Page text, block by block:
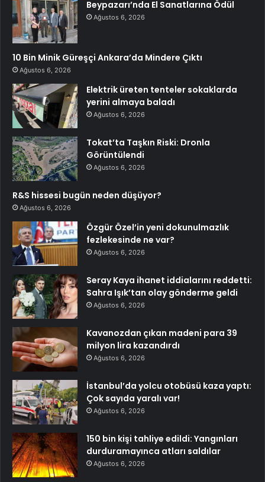
Beypazarı’nda El Sanatlarına Ödül
Ağustos 6, 2026
10 Bin Minik Güreşçi Ankara’da Mindere Çıktı
Ağustos 6, 2026
Elektrik üreten tenteler sokaklarda
yerini almaya baladı
Ağustos 6, 2026
Tokat’ta Taşkın Riski: Dronla
Görüntülendi
Ağustos 6, 2026
R&S hissesi bugün neden düşüyor?
Ağustos 6, 2026
Özgür Özel’in yeni dokunulmazlık
fezlekesinde ne var?
Ağustos 6, 2026
Seray Kaya ihanet iddialarını reddetti:
Sahra Işık’tan olay gönderme geldi
Ağustos 6, 2026
Kavanozdan çıkan madeni para 39
milyon lira kazandırdı
Ağustos 6, 2026
İstanbul’da yolcu otobüsü kaza yaptı:
Çok sayıda yaralı var!
Ağustos 6, 2026
150 bin kişi tahliye edildi: Yangınları
durduramayınca atları saldılar
Ağustos 6, 2026